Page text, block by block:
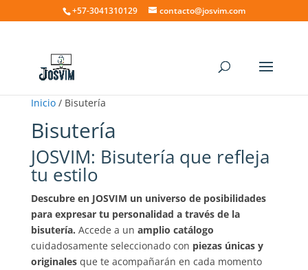
+57-3041310129 contacto@josvim.com
Inicio/ Bisutería
Bisutería
JOSVIM: Bisutería que refleja
tu estilo
Descubre en JOSVIM un universo de posibilidades
para expresar tu personalidad a través de la
bisutería. Accede a un amplio catálogo
cuidadosamente seleccionado con piezas únicas y
originalesque te acompañarán en cada momento